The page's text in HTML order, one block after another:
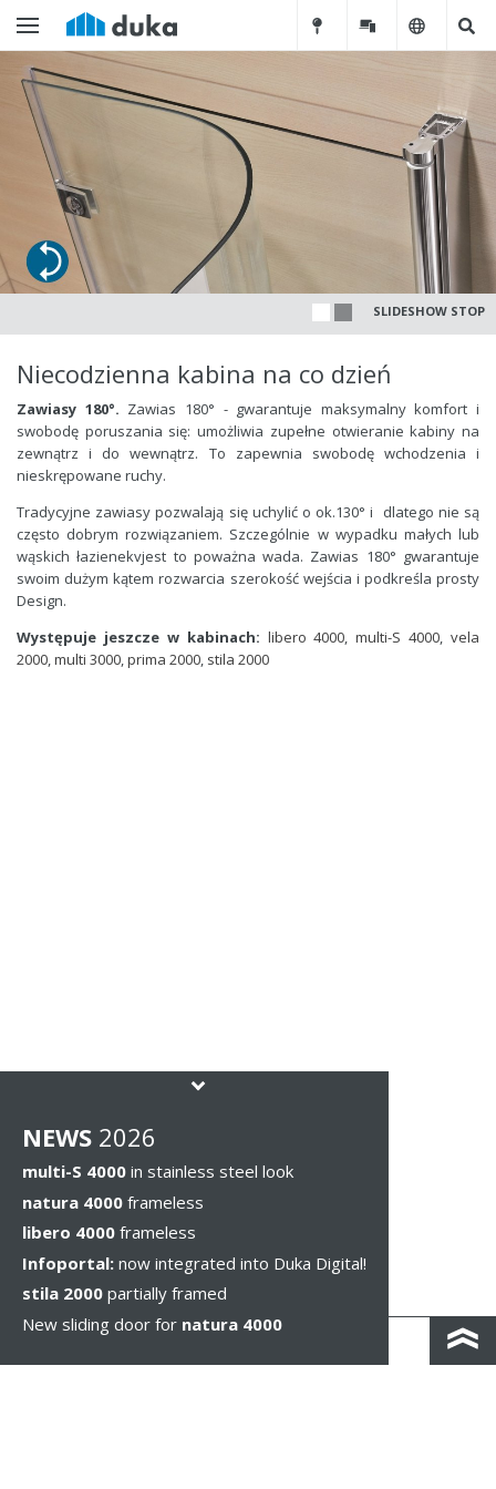
SLIDESHOW STOP
Niecodzienna kabina na co dzień
Zawiasy 180°. Zawias 180° - gwarantuje maksymalny komfort i
swobodę poruszania się: umożliwia zupełne otwieranie kabiny na
zewnątrz i do wewnątrz. To zapewnia swobodęwchodzenia i
nieskrępowane ruchy.
Tradycyjne zawiasy pozwalają sięuchylićo ok.130° i dlatego nie są
często dobrym rozwiązaniem. Szczególnie w wypadku małych lub
wąskich łazienekvjest to poważna wada. Zawias 180° gwarantuje
swoim dużym kątem rozwarcia szerokośćwejścia i podkreśla prosty
Design.
Występuje jeszcze w kabinach: libero 4000,multi-S 4000, vela
2000,multi 3000,prima 2000, stila 2000
NEWS 2026
multi-S 4000 in stainless steel look
natura 4000 frameless
libero 4000 frameless
Infoportal: now integrated into Duka Digital!
stila 2000 partially framed
New sliding door for natura 4000